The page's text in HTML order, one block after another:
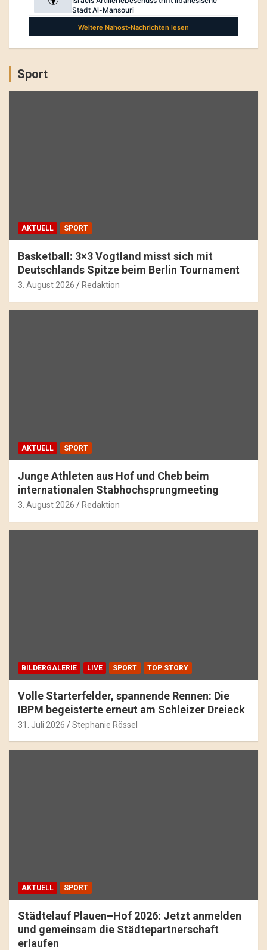
Sport
AKTUELL SPORT
Basketball: 3×3 Vogtland misst sich mit
Deutschlands Spitze beim Berlin Tournament
3. August 2026 Redaktion
AKTUELL SPORT
Junge Athleten aus Hof und Cheb beim
internationalen Stabhochsprungmeeting
3. August 2026 Redaktion
BILDERGALERIE LIVE SPORT TOP STORY
Volle Starterfelder, spannende Rennen: Die
IBPM begeisterte erneut am Schleizer Dreieck
31. Juli 2026 Stephanie Rössel
AKTUELL SPORT
Städtelauf Plauen–Hof 2026: Jetzt anmelden
und gemeinsam die Städtepartnerschaft
erlaufen